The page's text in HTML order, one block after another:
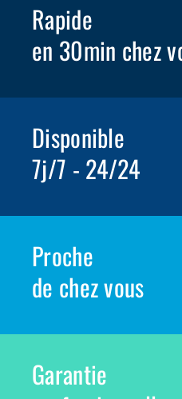
Rapide
en 30min chez
Disponible
7j/7 - 24/24
Proche
de chez vous
Garantie